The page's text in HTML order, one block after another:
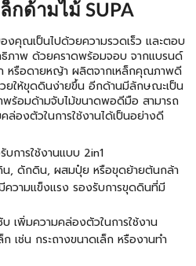
กด้ามไม้ SUPA
งคุณเป็นไปด้วยความรวดเร็ว และตอบ
ธิภาพ ด้วยคราดพร้อมจอบ จากแบรนด์
หรือดายหญ้า ผลิตจากเหล็กคุณภาพดี
ยให้ขุดดินง่ายขึ้น อีกด้านมีลักษณะเป็น
าพร้อมด้ามจับไม้ขนาดพอดีมือ สามารถ
ล่องตัวในการใช้งานได้เป็นอย่างดี
การใช้งานแบบ 2in1
น, ดักดิน, ผสมปุ๋ย หรือขุดย้ายต้นกล้า
ความแข็งแรง รองรับการขุดดินที่มี
เพิ่มความคล่องตัวในการใช้งาน
เช่น กระถางขนาดเล็ก หรืองานทำ